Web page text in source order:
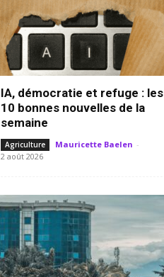
IA, démocratie et refuge : les
10 bonnes nouvelles de la
semaine
Agriculture Mauricette Baelen -
2 août 2026